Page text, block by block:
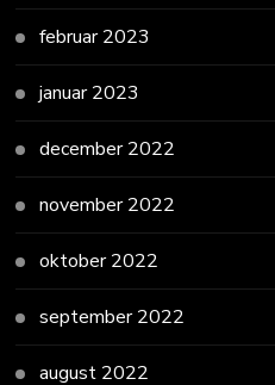
februar 2023
januar 2023
december 2022
november 2022
oktober 2022
september 2022
august 2022